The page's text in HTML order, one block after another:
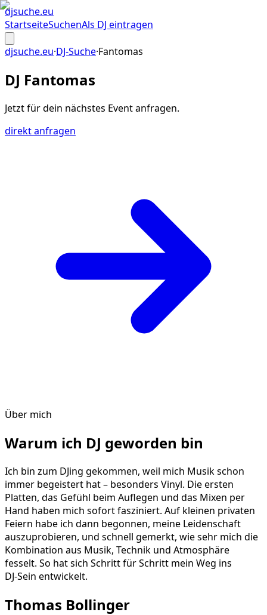
djsuche.eu
StartseiteSuchenAls DJ eintragen
djsuche.eu·DJ-Suche·Fantomas
DJ Fantomas
Jetzt für dein nächstes Eventanfragen.
direkt anfragen
Über mich
Warum ich DJ geworden bin
Ich bin zum DJing gekommen, weil mich Musik schon
immer begeistert hat – besonders Vinyl. Die ersten
Platten, das Gefühl beim Auflegen und das Mixen per
Hand haben mich sofort fasziniert. Auf kleinen privaten
Feiern habe ich dann begonnen, meine Leidenschaft
auszuprobieren, und schnell gemerkt, wie sehr mich die
Kombination aus Musik, Technik und Atmosphäre
fesselt. So hat sich Schritt für Schritt mein Weg ins
DJ‑Sein entwickelt.
Thomas Bollinger